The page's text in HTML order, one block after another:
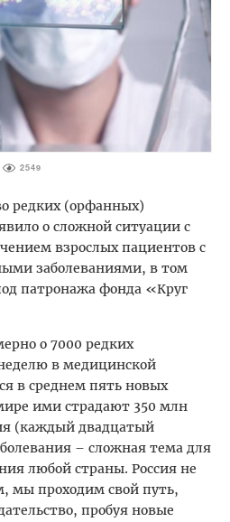
2549
редких (орфанных)
о сложной ситуации с
взрослых пациентов с
заболеваниями, в том
патронажа фонда «Круг
о 7000 редких
в медицинской
в среднем пять новых
ими страдают 350 млн
(каждый двадцатый
– сложная тема для
любой страны. Россия не
мы проходим свой путь,
пробуя новые